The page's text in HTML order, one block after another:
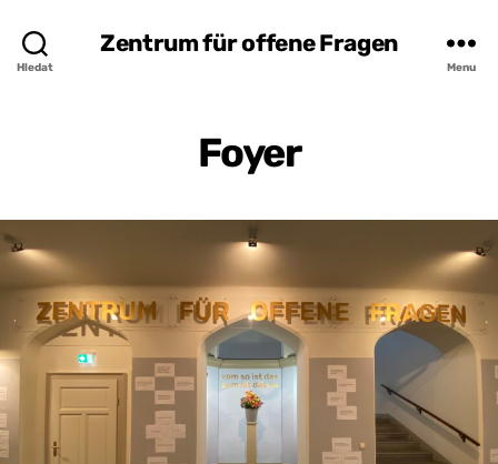
Hledat
Zentrum für offene Fragen
Menu
Foyer